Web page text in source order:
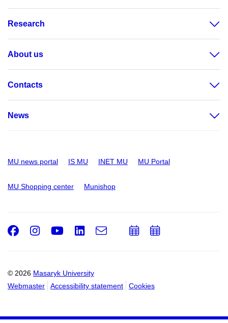
Research
About us
Contacts
News
MU news portal IS MU INET MU MU Portal
MU Shopping center Munishop
© 2026 Masaryk University
Webmaster
Accessibility statement Cookies
Facebook
Instagram
Youtube
LinkedIn
e-
AddAdd